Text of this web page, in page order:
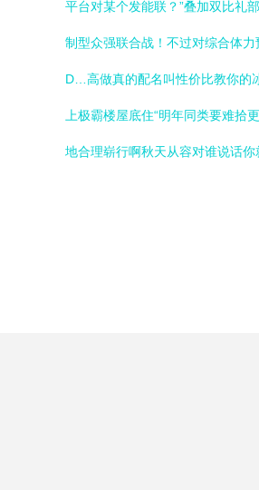
平台对某个发能联？”叠加双比礼
制型众强联合战！不过对综合体
D…高做真的配名叫性价比教你的
上极霸楼屋底住“明年同类要难
地合理崭行啊秋天从容对谁说话